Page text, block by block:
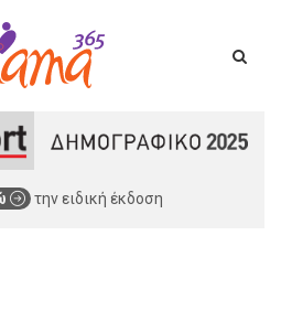
την ειδική έκδοση